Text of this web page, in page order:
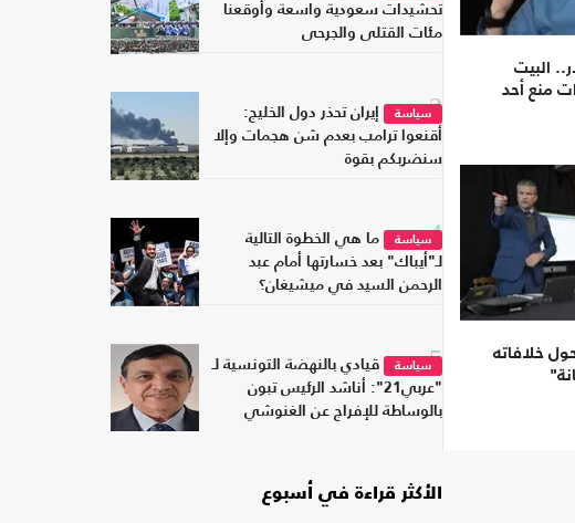
البيت
منع أحد
خلافاته
تحشيدات سعودية واسعة وأوقعنا
مئات القتلى والجرحى
3سياسة
إيران تحذر دول الخليج:
أقنعوا ترامب بعدم شن هجمات وإلا
سنضربكم بقوة
4سياسة
ما هي الخطوة التالية
لـ"أيباك" بعد خسارتها أمام عبد
الرحمن السيد في ميشيغان؟
5سياسة
قيادي بالنهضة التونسية لـ
"عربي21": أناشد الرئيس تبون
بالوساطة للإفراج عن الغنوشي
الأكثر قراءة في أسبوع